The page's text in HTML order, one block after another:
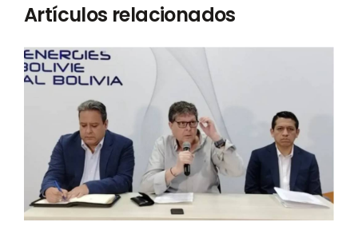
Artículos relacionados